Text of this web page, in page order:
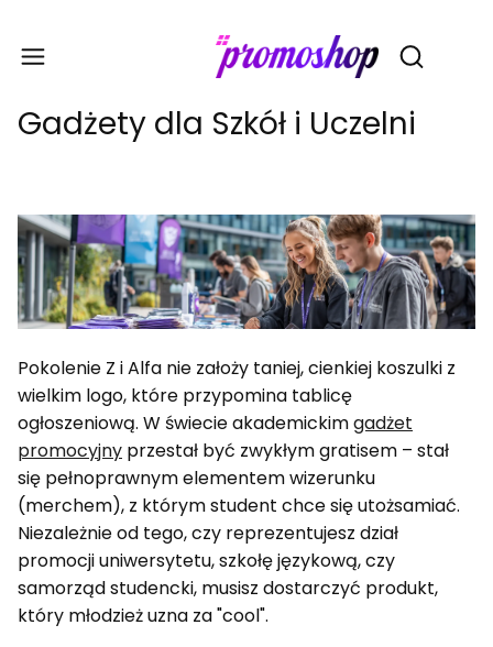
Otwórz
Gadżety dla Szkół i Uczelni
Pokolenie Z i Alfa nie założy taniej, cienkiej koszulki z
wielkim logo, które przypomina tablicę
ogłoszeniową. W świecie akademickimgadżet
promocyjny przestał być zwykłym gratisem – stał
się pełnoprawnym elementem wizerunku
(merchem), z którym student chce się utożsamiać.
Niezależnie od tego, czy reprezentujesz dział
promocji uniwersytetu, szkołę językową, czy
samorząd studencki, musisz dostarczyć produkt,
który młodzież uzna za "cool".